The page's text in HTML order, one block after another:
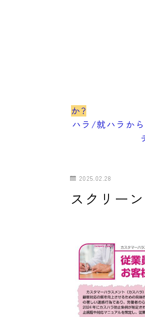
か?
ハラ/就ハラか
2025.02.28
スクリー